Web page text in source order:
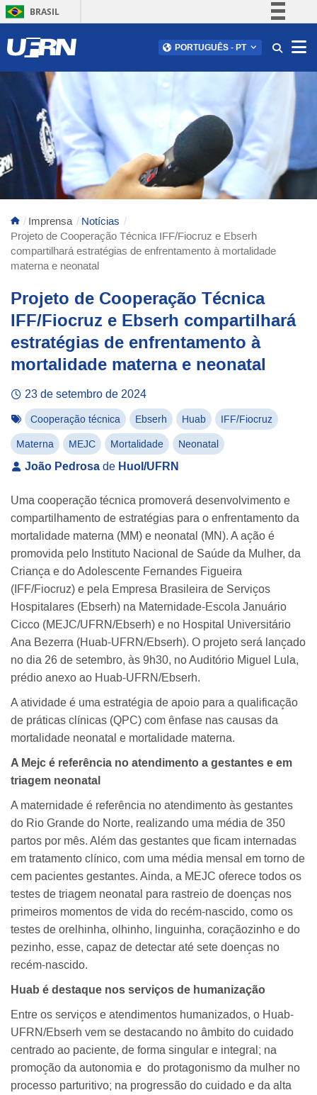
BRASIL
Comunica BR
Acesso à informação
Legislação
Canais
PORTUGUÊS - PT
Imprensa
Notícias
Projeto de Cooperação Técnica IFF/Fiocruz e Ebserh
compartilhará estratégias de enfrentamento à mortalidade
materna e neonatal
Projeto de Cooperação Técnica
IFF/Fiocruz e Ebserh compartilhará
estratégias de enfrentamento à
mortalidade materna e neonatal
23 de setembro de 2024
Cooperação técnica Ebserh Huab IFF/Fiocruz
Materna MEJC Mortalidade Neonatal
João Pedrosa de Huol/UFRN
Uma cooperação técnica promoverá desenvolvimento e
compartilhamento de estratégias para o enfrentamento da
mortalidade materna (MM) e neonatal (MN). A ação é
promovida pelo Instituto Nacional de Saúde da Mulher, da
Criança e do Adolescente Fernandes Figueira
(IFF/Fiocruz) e pela Empresa Brasileira de Serviços
Hospitalares (Ebserh) na Maternidade-Escola Januário
Cicco (MEJC/UFRN/Ebserh) e no Hospital Universitário
Ana Bezerra (Huab-UFRN/Ebserh). O projeto será lançado
no dia 26 de setembro, às 9h30, no Auditório Miguel Lula,
prédio anexo ao Huab-UFRN/Ebserh.
A atividade é uma estratégia de apoio para a qualificação
de práticas clínicas (QPC) com ênfase nas causas da
mortalidade neonatal e mortalidade materna.
A Mejc é referência no atendimento a gestantes e em
triagem neonatal
A maternidade é referência no atendimento às gestantes
do Rio Grande do Norte, realizando uma média de 350
partos por mês. Além das gestantes que ficam internadas
em tratamento clínico, com uma média mensal em torno de
cem pacientes gestantes. Ainda, a MEJC oferece todos os
testes de triagem neonatal para rastreio de doenças nos
primeiros momentos de vida do recém-nascido, como os
testes de orelhinha, olhinho, linguinha, coraçãozinho e do
pezinho, esse, capaz de detectar até sete doenças no
recém-nascido.
Huab é destaque nos serviços de humanização
Entre os serviços e atendimentos humanizados, o Huab-
UFRN/Ebserh vem se destacando no âmbito do cuidado
centrado ao paciente, de forma singular e integral; na
promoção da autonomia e do protagonismo da mulher no
processo parturitivo; na progressão do cuidado e da alta